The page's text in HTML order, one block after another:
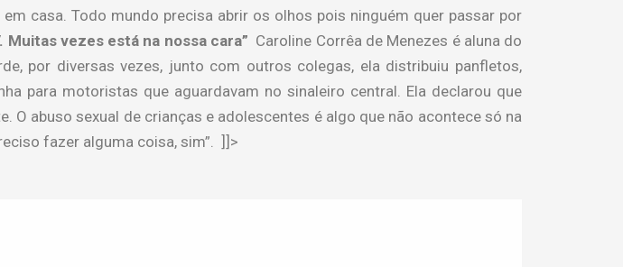
casa. Todo mundo precisa abrir os olhos pois ninguém quer passar por
Muitas vezes está na nossa cara” Caroline Corrêa de Menezes é aluna do
por diversas vezes, junto com outros colegas, ela distribuiu panfletos,
para motoristas que aguardavam no sinaleiro central. Ela declarou que
abuso sexual de crianças e adolescentes é algo que não acontece só na
fazer alguma coisa, sim”.
]]>